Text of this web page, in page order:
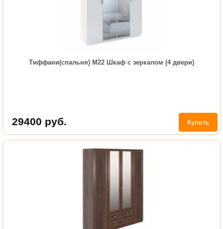
Тиффани(спальня) М22 Шкаф с зеркалом (4 двери)
29400 руб. Купить